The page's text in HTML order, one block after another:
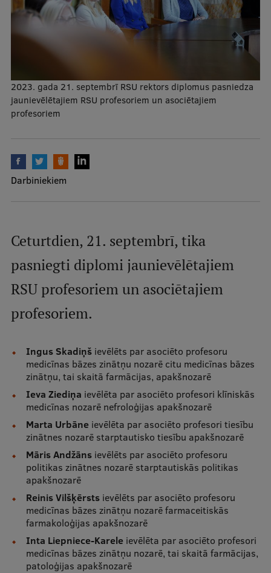
Mobile
galvenā
izvēlne
Studiju iespējas
Pamatstudiju programmas
Maģistra studiju programmas
Rezidentūra
Uzņemšana
Par RSU
Studentu dzīve
Studiju norises vietas
Fakultātes
Mūsu cilvēki
Stratēģija
Vēsture un tradīcijas
Identitāte
RSU fonds
Aula
Muzeji un ekspozīcijas
Ģerbonis
2023. gada 21. septembrī RSU rektors diplomus pasniedza
jaunievēlētajiem RSU profesoriem un asociētajiem
profesoriem
Darbiniekiem
Ceturtdien, 21. septembrī, tika
pasniegti diplomi jaunievēlētajiem
RSU profesoriem un asociētajiem
profesoriem.
Ingus Skadiņšievēlēts par asociēto profesoru
medicīnas bāzes zinātņu nozarē citu medicīnas bāzes
zinātņu, tai skaitā farmācijas, apakšnozarē
Ieva Ziediņa ievēlēta par asociēto profesori klīniskās
medicīnas nozarē nefroloģijas apakšnozarē
Marta Urbāne ievēlēta par asociēto profesori tiesību
zinātnes nozarē starptautisko tiesību apakšnozarē
Māris Andžānsievēlēts par asociēto profesoru
politikas zinātnes nozarē starptautiskās politikas
apakšnozarē
Reinis Vilšķērstsievēlēts par asociēto profesoru
medicīnas bāzes zinātņu nozarē farmaceitiskās
farmakoloģijas apakšnozarē
Inta Liepniece-Kareleievēlēta par asociēto profesori
medicīnas bāzes zinātņu nozarē, tai skaitā farmācijas,
patoloģijas apakšnozarē